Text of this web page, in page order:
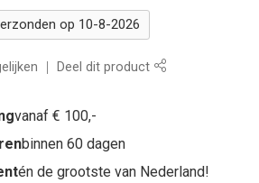
op 10-8-2026
Deel dit product
vanaf € 100,-
binnen 60 dagen
én de grootste van Nederland!